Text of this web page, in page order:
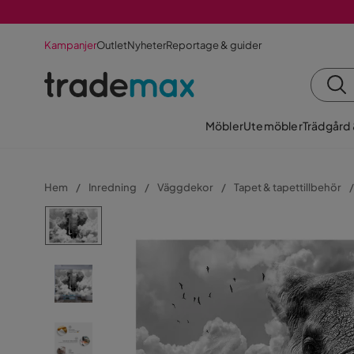
KampanjerOutletNyheterReportage & guider
MöblerUtemöblerTrädgård
Hem Inredning Väggdekor Tapet & tapettillbehör